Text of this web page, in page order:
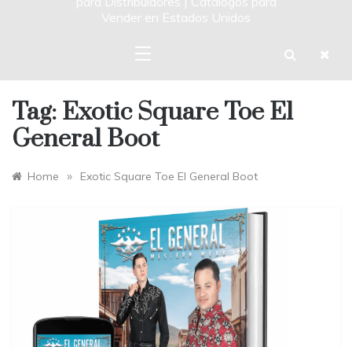
Vender en Estados Unidos
Tag: Exotic Square Toe El
General Boot
Home » Exotic Square Toe El General Boot